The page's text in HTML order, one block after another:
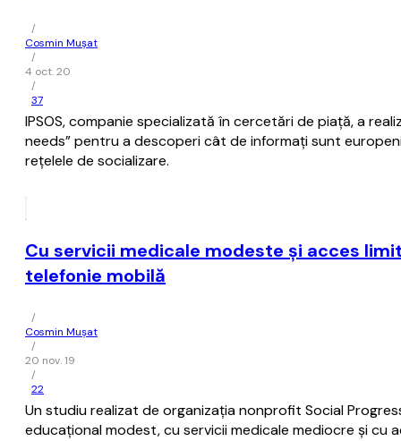
/
Cosmin Mușat
/
4 oct. 20
/
37
IPSOS, companie specializată în cercetări de piaţă, a
needs” pentru a descoperi cât de informaţi sunt
reţelele de socializare.
Cu servicii medicale modeste şi acces
telefonie mobilă
/
Cosmin Mușat
/
20 nov. 19
/
22
Un studiu realizat de organizația nonprofit Social
educaţional modest, cu servicii medicale mediocre şi cu